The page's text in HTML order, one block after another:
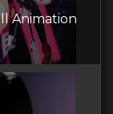
Animation